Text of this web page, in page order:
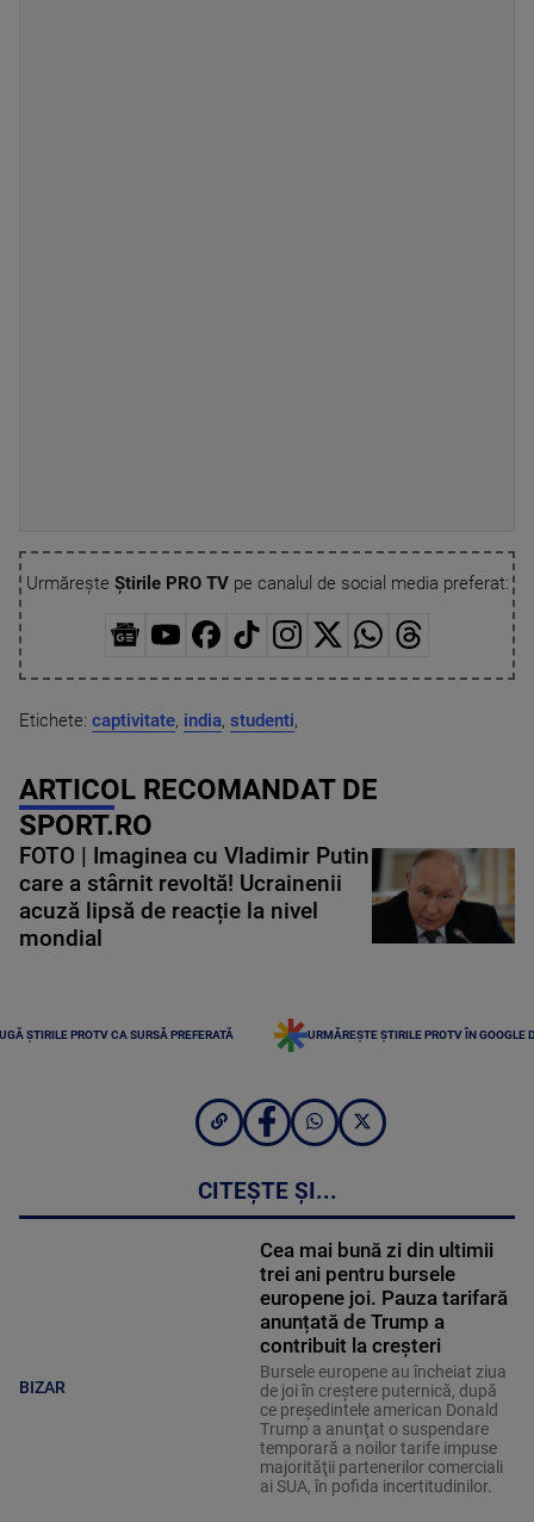
Urmărește Știrile PRO TVpe canalul de social media preferat:
Etichete: captivitate, india, studenti,
ARTICOL RECOMANDAT DE
SPORT.RO
FOTO | Imaginea cu Vladimir Putin
care a stârnit revoltă! Ucrainenii
acuză lipsă de reacție la nivel
mondial
ȘTIRILE PROTV CA SURSĂ PREFERATĂ URMĂREȘTE ȘTIRILE PROTV ÎN GOOGLE
CITEȘTE ȘI...
BIZAR
Cea mai bună zi din ultimii
trei ani pentru bursele
europene joi. Pauza tarifară
anunțată de Trump a
contribuit la creșteri
Bursele europene au încheiat ziua
de joi în creştere puternică, după
ce preşedintele american Donald
Trump a anunţat o suspendare
temporară a noilor tarife impuse
majorităţii partenerilor comerciali
ai SUA, în pofida incertitudinilor.